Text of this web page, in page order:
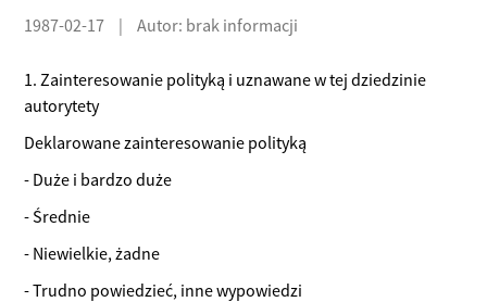
1987-02-17 | Autor: brak informacji
1. Zainteresowanie polityką i uznawane w tej dziedzinie
autorytety
Deklarowane zainteresowanie polityką
- Duże i bardzo duże
- Średnie
- Niewielkie, żadne
- Trudno powiedzieć, inne wypowiedzi